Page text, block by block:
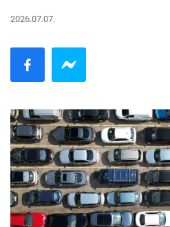
2026.07.07.